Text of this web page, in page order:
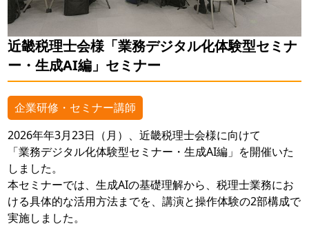
近畿税理士会様「業務デジタル化体験型セミナ
ー・生成AI編」セミナー
企業研修・セミナー講師
2026年年3月23日（月）、近畿税理士会様に向けて
「業務デジタル化体験型セミナー・生成AI編」を開催いた
しました。
本セミナーでは、生成AIの基礎理解から、税理士業務にお
ける具体的な活用方法までを、講演と操作体験の2部構成で
実施しました。